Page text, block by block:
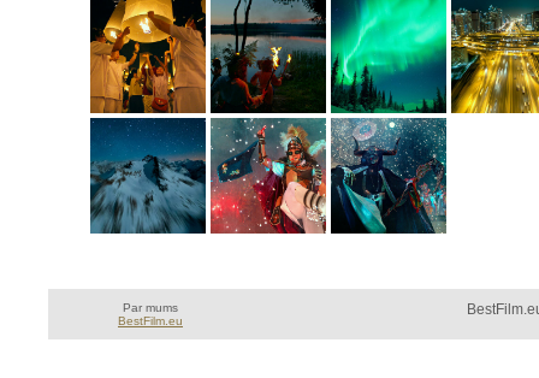
Par mums
BestFilm.eu